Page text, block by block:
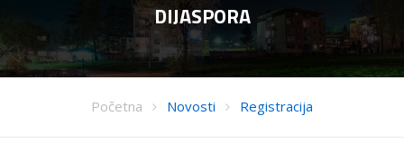
DIJASPORA
Početna Novosti Registracija